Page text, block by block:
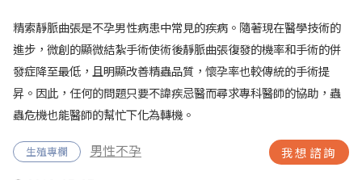
精索靜脈曲張是不孕男性病患中常見的疾病。隨著現在醫學技術的
進步，微創的顯微結紮手術使術後靜脈曲張復發的機率和手術的併
發症降至最低，且明顯改善精蟲品質，懷孕率也較傳統的手術提
昇。因此，任何的問題只要不諱疾忌醫而尋求專科醫師的協助，蟲
蟲危機也能醫師的幫忙下化為轉機。
生殖專欄 男性不孕 我想諮詢